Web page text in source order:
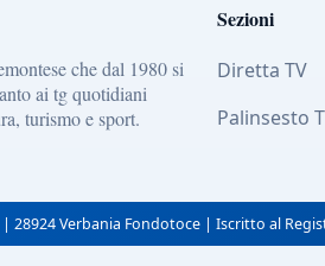
che dal 1980 si
ai tg quotidiani
turismo e sport.
Sezioni
Diretta TV
Palinsesto
28924 Verbania Fondotoce | Iscritto al